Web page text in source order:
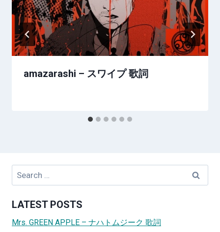
amazarashi – スワイプ 歌詞
Search
LATEST POSTS
Mrs. GREEN APPLE – ナハトムジーク 歌詞